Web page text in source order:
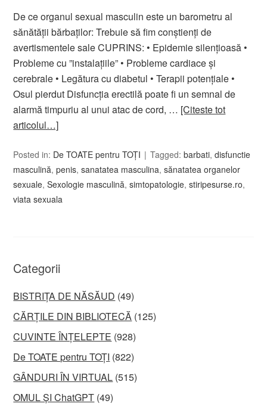
De ce organul sexual masculin este un barometru al
sănătății bărbaților: Trebuie să fim conștienți de
avertismentele sale CUPRINS: • Epidemie silențioasă •
Probleme cu ”instalațiile” • Probleme cardiace și
cerebrale • Legătura cu diabetul • Terapii potențiale •
Osul pierdut Disfuncția erectilă poate fi un semnal de
alarmă timpuriu al unui atac de cord, … [Citeste tot
articolul…]
Posted in: De TOATE pentru TOȚI Tagged:barbati,disfunctie
masculină,penis,sanatatea masculina,sănatatea organelor
sexuale,Sexologie masculină,simtopatologie,stiripesurse.ro,
viata sexuala
Categorii
BISTRIȚA DE NĂSĂUD (49)
CĂRȚILE DIN BIBLIOTECĂ (125)
CUVINTE ÎNȚELEPTE (928)
De TOATE pentru TOȚI (822)
GÂNDURI ÎN VIRTUAL (515)
OMUL ȘI ChatGPT (49)